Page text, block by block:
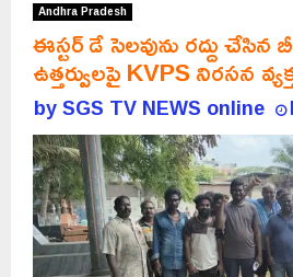
Andhra Pradesh
ఈస్టర్ డే సెలవును రద్దు చేసిన
ఉత్తర్వులపై KVPS నిరసన
bySGS TV NEWS online